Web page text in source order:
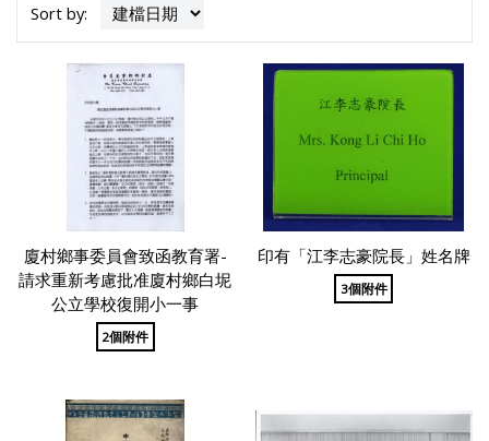
Sort by:
廈村鄉事委員會致函教育署-
請求重新考慮批准廈村鄉白坭
公立學校復開小一事
2個附件
印有「江李志豪院長」姓名牌
3個附件